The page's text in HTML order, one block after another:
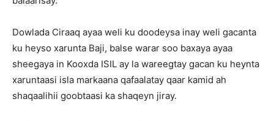
Dowlada Ciraaq ayaa weli ku doodeysa inay weli gacanta
ku heyso xarunta Baji, balse warar soo baxaya ayaa
sheegaya in Kooxda ISIL ay la wareegtay gacan ku heynta
xaruntaasi isla markaana qafaalatay qaar kamid ah
shaqaalihii goobtaasi ka shaqeyn jiray.